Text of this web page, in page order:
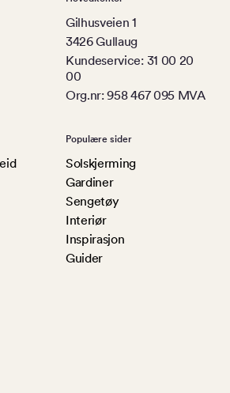
Gilhusveien 1
3426 Gullaug
Kundeservice: 31 00 20
00
Org.nr: 958 467 095 MVA
Populære sider
Solskjerming
Gardiner
Sengetøy
Interiør
Inspirasjon
Guider